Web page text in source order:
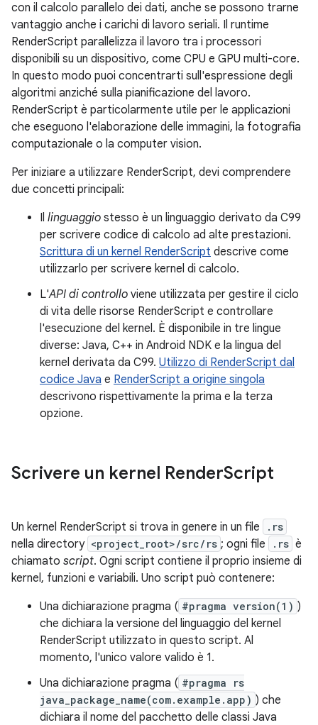
con il calcolo parallelo dei dati, anche se possono trarne
vantaggio anche i carichi di lavoro seriali. Il runtime
RenderScript parallelizza il lavoro tra i processori
disponibili su un dispositivo, come CPU e GPU multi-core.
In questo modo puoi concentrarti sull'espressione degli
algoritmi anziché sulla pianificazione del lavoro.
RenderScript è particolarmente utile per le applicazioni
che eseguono l'elaborazione delle immagini, la fotografia
computazionale o la computer vision.
Per iniziare a utilizzare RenderScript, devi comprendere
due concetti principali:
Il linguaggio stesso è un linguaggio derivato da C99
per scrivere codice di calcolo ad alte prestazioni.
Scrittura di un kernel RenderScript descrive come
utilizzarlo per scrivere kernel di calcolo.
L'API di controllo viene utilizzata per gestire il ciclo
di vita delle risorse RenderScript e controllare
l'esecuzione del kernel. È disponibile in tre lingue
diverse: Java, C++ in Android NDK e la lingua del
kernel derivata da C99. Utilizzo di RenderScript dal
codice Java e RenderScript a origine singola
descrivono rispettivamente la prima e la terza
opzione.
Scrivere un kernel RenderScript
Un kernel RenderScript si trova in genere in un file .rs
nella directory <project_root>/src/rs ; ogni file .rs è
chiamato script. Ogni script contiene il proprio insieme di
kernel, funzioni e variabili. Uno script può contenere:
Una dichiarazione pragma ( #pragma version(1) )
che dichiara la versione del linguaggio del kernel
RenderScript utilizzato in questo script. Al
momento, l'unico valore valido è 1.
Una dichiarazione pragma ( #pragma rs
java_package_name(com.example.app) ) che
dichiara il nome del pacchetto delle classi Java